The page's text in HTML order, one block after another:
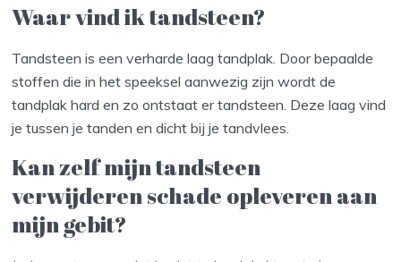
Waar vind ik tandsteen?
Tandsteen is een verharde laag tandplak. Door bepaalde
stoffen die in het speeksel aanwezig zijn wordt de
tandplak hard en zo ontstaat er tandsteen. Deze laag vind
je tussen je tanden en dicht bij je tandvlees.
Kan zelf mijn tandsteen
verwijderen schade opleveren aan
mijn gebit?